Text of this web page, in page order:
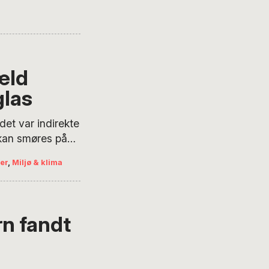
man selv
eksempel
var indirekte
smøres på
, Miljø & klima
fandt